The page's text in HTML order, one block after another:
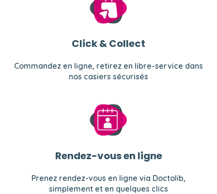
Click & Collect
Commandez en ligne, retirez en libre-service dans
nos casiers sécurisés
Rendez-vous en ligne
Prenez rendez-vous en ligne via Doctolib,
simplement et en quelques clics